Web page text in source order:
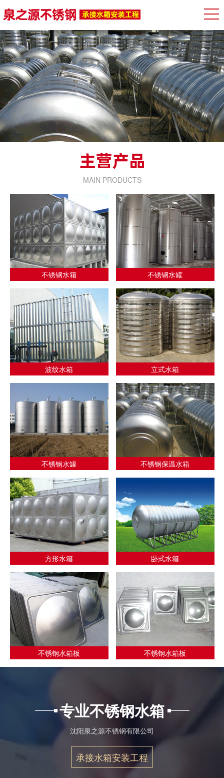
MAIN PRODUCTS
不锈钢水箱 不锈钢水罐
波纹水箱 立式水箱
不锈钢水罐 不锈钢保温水箱
方形水箱 卧式水箱
不锈钢水箱板 不锈钢水箱板
专业不锈钢水箱
沈阳泉之源不锈钢有限公司
承接水箱安装工程